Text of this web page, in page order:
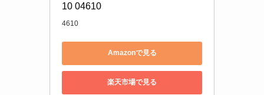
10 04610
4610
Amazonで見る
楽天市場で見る